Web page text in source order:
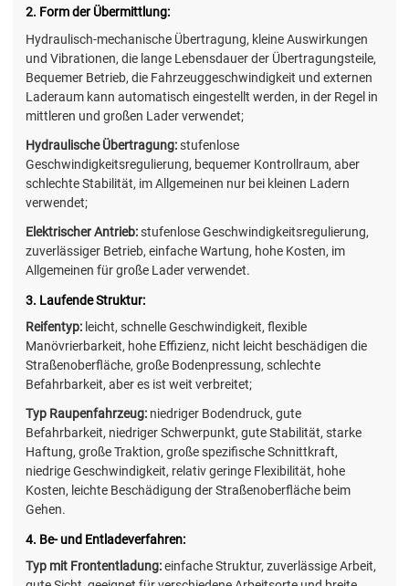
2. Form der Übermittlung:
Hydraulisch-mechanische Übertragung, kleine Auswirkungen
und Vibrationen, die lange Lebensdauer der Übertragungsteile,
Bequemer Betrieb, die Fahrzeuggeschwindigkeit und externen
Laderaum kann automatisch eingestellt werden, in der Regel in
mittleren und großen Lader verwendet;
Hydraulische Übertragung:stufenlose
Geschwindigkeitsregulierung, bequemer Kontrollraum, aber
schlechte Stabilität, im Allgemeinen nur bei kleinen Ladern
verwendet;
Elektrischer Antrieb:stufenlose Geschwindigkeitsregulierung,
zuverlässiger Betrieb, einfache Wartung, hohe Kosten, im
Allgemeinen für große Lader verwendet.
3. Laufende Struktur:
Reifentyp: leicht, schnelle Geschwindigkeit, flexible
Manövrierbarkeit, hohe Effizienz, nicht leicht beschädigen die
Straßenoberfläche, große Bodenpressung, schlechte
Befahrbarkeit, aber es ist weit verbreitet;
Typ Raupenfahrzeug: niedriger Bodendruck, gute
Befahrbarkeit, niedriger Schwerpunkt, gute Stabilität, starke
Haftung, große Traktion, große spezifische Schnittkraft,
niedrige Geschwindigkeit, relativ geringe Flexibilität, hohe
Kosten, leichte Beschädigung der Straßenoberfläche beim
Gehen.
4. Be- und Entladeverfahren:
Typ mit Frontentladung:einfache Struktur, zuverlässige Arbeit,